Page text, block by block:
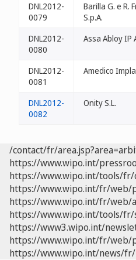
DNL2012-
0079
Barilla G. e R.
S.p.A.
DNL2012-
0080
Assa Abloy IP
DNL2012-
0081
Amedico
DNL2012-
0082
Onity S.L.
/contact/fr/
https://www.wipo.int/
https://www.wipo.int/tools/fr/
https://www.wipo.int/fr/web/
https://www.wipo.int/fr/web/
https://www.wipo.int/tools/fr/
https://www3.wipo.int/
https://www.wipo.int/fr/web/
https://www.wipo.int/news/fr/